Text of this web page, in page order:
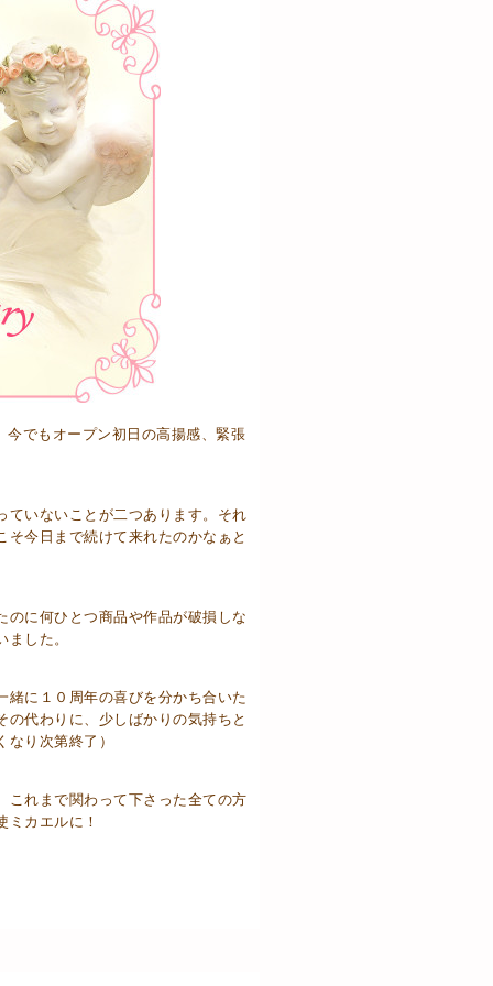
でもオープン初日の高揚感、緊張
ていないことが二つあります。それ
今日まで続けて来れたのかなぁと
のに何ひとつ商品や作品が破損しな
した。
緒に１０周年の喜びを分かち合いた
代わりに、少しばかりの気持ちと
り次第終了）
これまで関わって下さった全ての方
カエルに！